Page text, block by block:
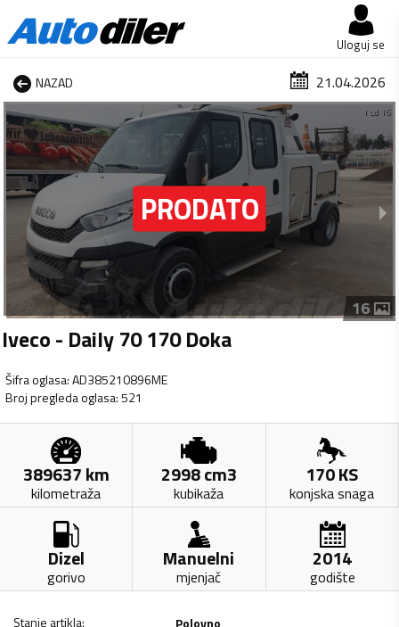
Uloguj se
NAZAD 21.04.2026
1 od 16
16
Iveco - Daily 70 170 Doka
Šifra oglasa:AD385210896ME
Broj pregleda oglasa:521
389637km
kilometraža
2998cm3
kubikaža
170KS
konjska snaga
Dizel
gorivo
Manuelni
mjenjač
2014
godište
Stanje artikla:
Polovno